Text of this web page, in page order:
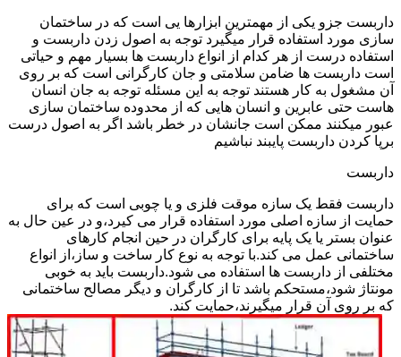
داربست جزو یکی از مهمترین ابزارها یی است که در ساختمان
سازی مورد استفاده قرار میگیرد توجه به اصول زدن داربست و
استفاده درست از هر کدام از انواع داربست ها بسیار مهم و حیاتی
است داربست ها ضامن سلامتی و جان کارگرانی است که بر روی
آن مشغول به کار هستند توجه به این مسئله توجه به جان انسان
هاست حتی عابرین و انسان هایی که از محدوده ساختمان سازی
عبور میکنند ممکن است جانشان در خطر باشد اگر به اصول درست
برپا کردن داربست پایبند نباشیم
داربست
داربست فقط یک سازه موقت فلزی و یا چوبی است که برای
حمایت از سازه اصلی مورد استفاده قرار می کیرد،و در عین حال به
عنوان بستر یا یک پایه برای کارگران در حین انجام کارهای
ساختمانی عمل می کند.با توجه به نوع کار ساخت و ساز،از انواع
مختلفی از داربست ها استفاده می شود.داربست باید به خوبی
مونتاژ شود،مستحکم باشد تا از کارگران و دیگر مصالح ساختمانی
که بر روی آن قرار میگیرند،حمایت کند.